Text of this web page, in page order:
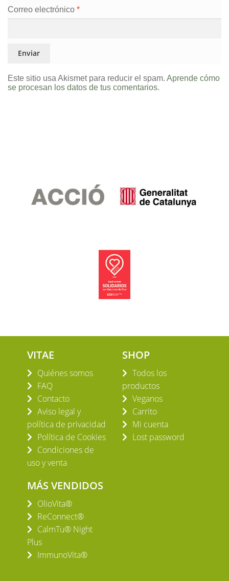
Correo electrónico *
Este sitio usa Akismet para reducir el spam. Aprende cómo
se procesan los datos de tus comentarios.
VITAE
Quiénes somos
FAQ
Contacto
Aviso legal y
política de privacidad
Política de Cookies
Condiciones de
uso y venta
SHOP
Todos los
productos
Veganos
Carrito
Mi cuenta
Lost password
MÁS VENDIDOS
OlioVita®
ReConnect®
CalmTu® Night
Plus
ImmunoVita®